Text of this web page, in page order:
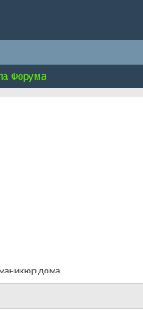
Форума
маникюр дома.